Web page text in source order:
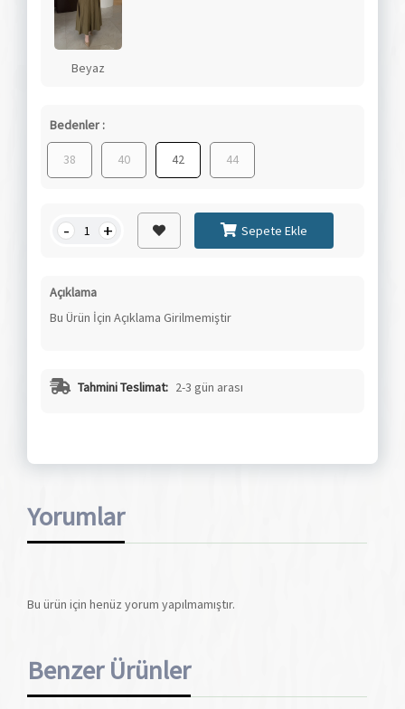
Beyaz
Bedenler :
38 40 42 44
- + Sepete Ekle
Açıklama
Bu Ürün İçin Açıklama Girilmemiştir
Tahmini Teslimat: 2-3 gün arası
Yorumlar
Bu ürün için henüz yorum yapılmamıştır.
Benzer Ürünler